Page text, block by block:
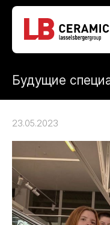
Будущие
23.05.2023